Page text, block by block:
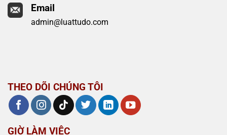
Email
admin@luattudo.com
THEO DÕI CHÚNG TÔI
GIỜ LÀM VIỆC